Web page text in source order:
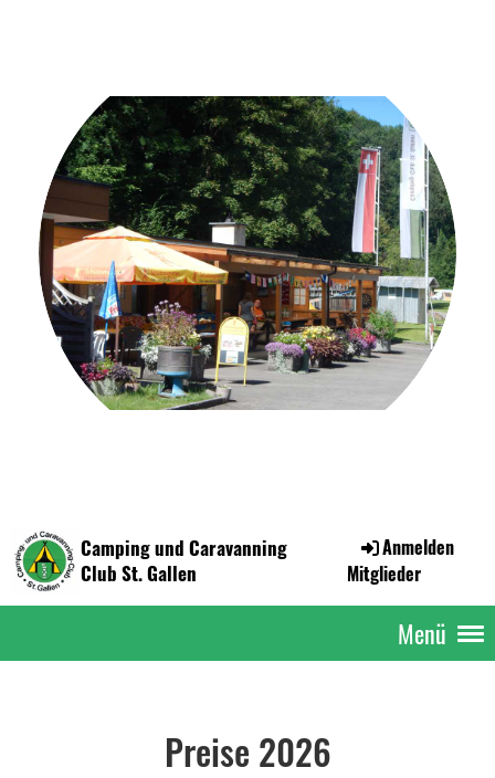
Camping und Caravanning
Club St. Gallen
Anmelden
Mitglieder
Menü
Preise 2026